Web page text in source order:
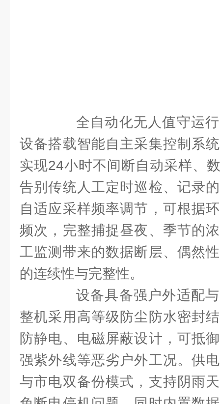
全自动化无人值守运行
设备搭载智能自主采集控制系
实现24小时不间断自动采样、
告别传统人工定时巡检、记录
自适应采样频率调节，可根据
频次，完整捕捉昼夜、季节的
工监测带来的数据断层、偶然
的连续性与完整性。
设备具备强户外适配与
整机采用高等级防尘防水密封
防静电、电磁屏蔽设计，可抵
强紫外线等恶劣户外工况。供
与市电双备份模式，支持阴雨